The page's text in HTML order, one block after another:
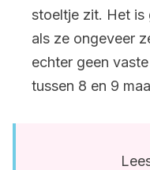
stoeltje zit. Het is
als ze ongeveer
echter geen
tussen 8 en 9